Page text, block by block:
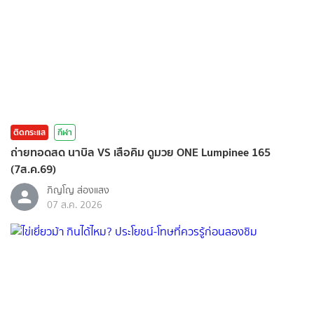
ติดกระแส กีฬา
ถ่ายทอดสด นาบิล VS เสือคิม ดูมวย ONE Lumpinee 165
(7ส.ค.69)
ภิญโญ ส่องแสง
07 ส.ค. 2026